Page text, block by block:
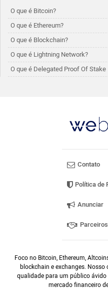
O que é Bitcoin?
O que é Ethereum?
O que é Blockchain?
O que é Lightning Network?
O que é Delegated Proof Of Stake
Contato
Política de
Anunciar
Parceiros
Foco no Bitcoin, Ethereum,
blockchain e exchanges.
qualidade para um público
mercado financeiro